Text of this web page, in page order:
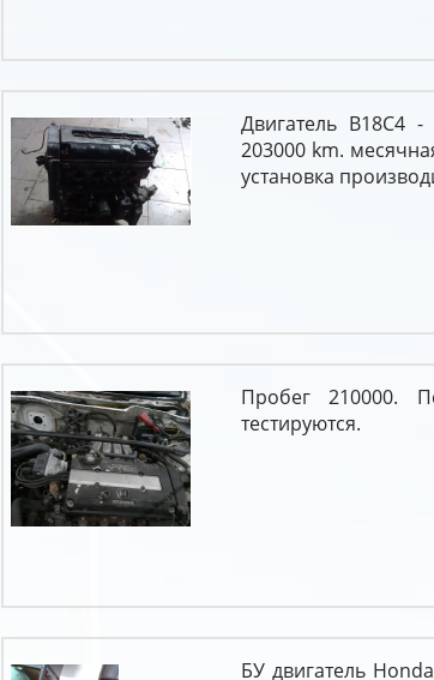
Двигатель B18C4
203000 km.
установка
Пробег 210000.
тестируются.
БУ двигатель